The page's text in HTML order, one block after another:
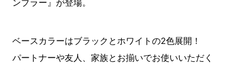
ンブラー』が登場。
ベースカラーはブラックとホワイトの2色展開！
パートナーや友人、家族とお揃いでお使いいただく